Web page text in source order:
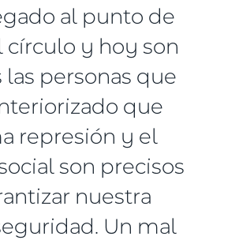
al punto de
círculo y hoy son
personas que
que
represión y el
son precisos
nuestra
Un mal